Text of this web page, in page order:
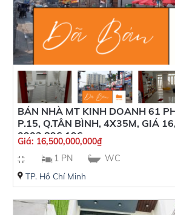
BÁN NHÀ MT KINH DOANH 61
P.15, Q.TÂN BÌNH, 4X35M, GIÁ
0902 896 196
Giá: 16,500,000,000₫
1 PN
WC
TP. Hồ Chí Minh